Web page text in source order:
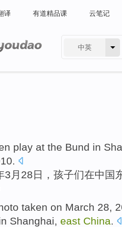
译 有道精品课 云笔记
中英
play at the Bund in
3月 28日， 孩子们在中国
taken on March 28,
Shanghai, east China.